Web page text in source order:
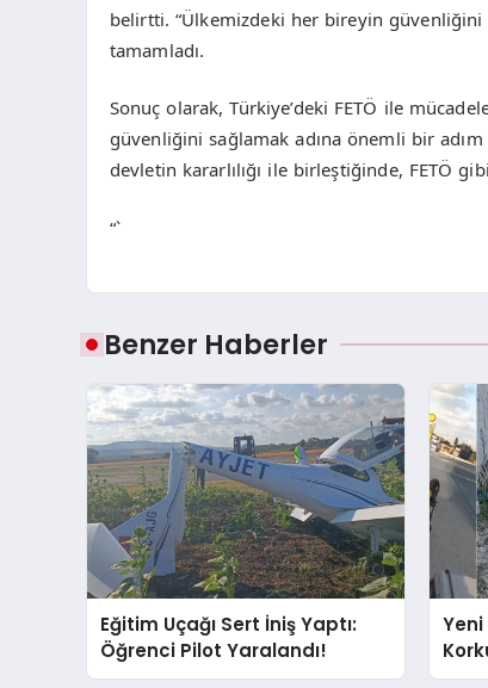
belirtti. “Ülkemizdeki her bireyin
tamamladı.
Sonuç olarak, Türkiye’deki FETÖ ile
güvenliğini sağlamak adına önemli bir
devletin kararlılığı ile birleştiğinde, FETÖ
“`
Benzer Haberler
Eğitim Uçağı Sert İniş Yaptı:
Öğrenci Pilot Yaralandı!